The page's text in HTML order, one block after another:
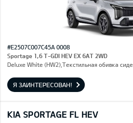
#E2507C007C45A 0008
Sportage 1,6 T-GDI HEV EX 6AT 2WD
Deluxe White (HW2),Текстильная обивка
Я ЗАИНТЕРЕСОВАН!
KIA SPORTAGE FL HEV